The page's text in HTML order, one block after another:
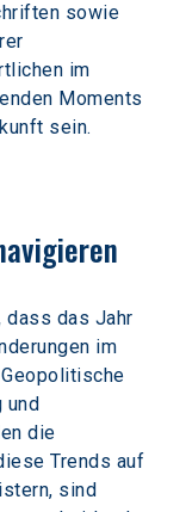
sowie
im
Moments
sein.
dass das Jahr
im
und
die
Trends auf
sind